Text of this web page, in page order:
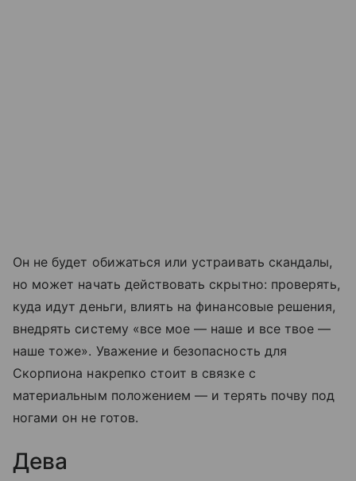
Он не будет обижаться или устраивать скандалы,
но может начать действовать скрытно: проверять,
куда идут деньги, влиять на финансовые решения,
внедрять систему «все мое — наше и все твое —
наше тоже». Уважение и безопасность для
Скорпиона накрепко стоит в связке с
материальным положением — и терять почву под
ногами он не готов.
Дева